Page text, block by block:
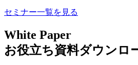
セミナー一覧を見る
White Paper
お役立ち資料ダウンロ